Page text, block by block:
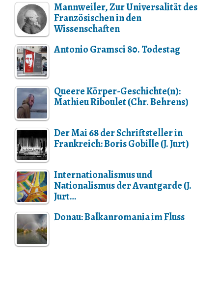
Mannweiler, Zur Universalität des
Französischen in den
Wissenschaften
Antonio Gramsci 80. Todestag
Queere Körper-Geschichte(n):
Mathieu Riboulet (Chr. Behrens)
Der Mai 68 der Schriftsteller in
Frankreich: Boris Gobille (J. Jurt)
Internationalismus und
Nationalismus der Avantgarde (J.
Jurt…
Donau: Balkanromania im Fluss